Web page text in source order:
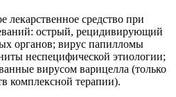
лекарственное средство при
острый, рецидивирующий
органов; вирус папилломы
неспецифической этиологии;
вирусом варицелла (только
комплексной терапии).